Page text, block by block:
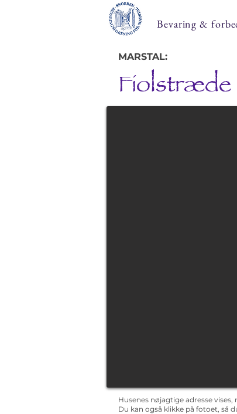
Bevaring &
MARSTAL:
Fiolstræde
Husenes nøjagtige adresse
Du kan også klikke på fotoet, så